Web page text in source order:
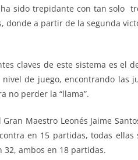
sido trepidante con tan solo
donde a partir de la segunda
claves de este sistema es
nivel de juego, encontrando las
no perder la “llama”.
Gran Maestro Leonés Jaime
en 15 partidas, todas
32, ambos en 18 partidas.